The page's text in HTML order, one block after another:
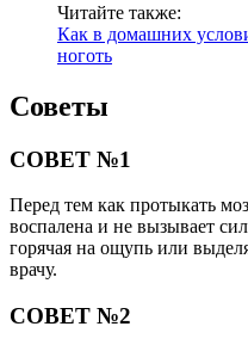
Читайте также:
Как в домашних
ноготь
Советы
СОВЕТ №1
Перед тем как протыкать
воспалена и не вызывает
горячая на ощупь или
врачу.
СОВЕТ №2